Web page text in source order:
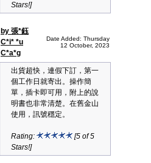
Stars!]
by 張*鈺
C*i* *u
C*a*g
Date Added: Thursday
12 October, 2023
出貨超快，連假下訂，第一
個工作日就寄出。操作簡
單，插卡即可用，附上的說
明書也非常清楚。在舊金山
使用，訊號穩定。
Rating:
[5 of 5
Stars!]